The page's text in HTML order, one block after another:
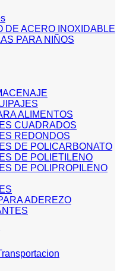
DE ACERO INOXIDABLE
PARA NIÑOS
ALIMENTOS
CUADRADOS
REDONDOS
DE POLICARBONATO
DE POLIETILENO
DE POLIPROPILENO
ADEREZO